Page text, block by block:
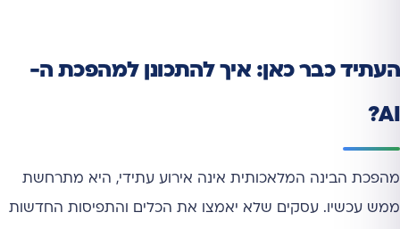
העתיד כבר כאן: איך להתכונן למהפכת ה-
AI?
מהפכת הבינה המלאכותית אינה אירוע עתידי, היא מתרחשת
ממש עכשיו. עסקים שלא יאמצו את הכלים והתפיסות החדשות